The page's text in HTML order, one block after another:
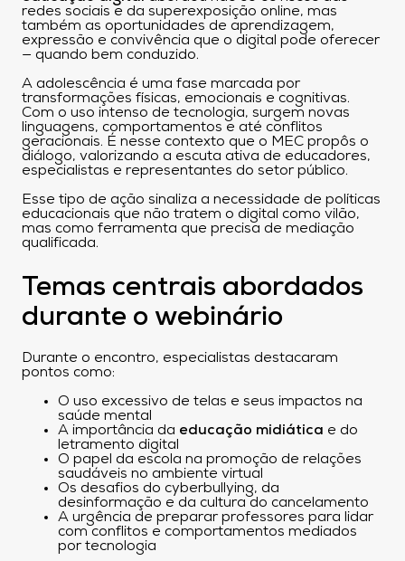
redes sociais e da superexposição online, mas
também as oportunidades de aprendizagem,
expressão e convivência que o digital pode oferecer
— quando bem conduzido.
A adolescência é uma fase marcada por
transformações físicas, emocionais e cognitivas.
Com o uso intenso de tecnologia, surgem novas
linguagens, comportamentos e até conflitos
geracionais. É nesse contexto que o MEC propôs o
diálogo, valorizando a escuta ativa de educadores,
especialistas e representantes do setor público.
Esse tipo de ação sinaliza a necessidade de políticas
educacionais que não tratem o digital como vilão,
mas como ferramenta que precisa de mediação
qualificada.
Temas centrais abordados
durante o webinário
Durante o encontro, especialistas destacaram
pontos como:
O uso excessivo de telas e seus impactos na
saúde mental
A importância da educação midiática e do
letramento digital
O papel da escola na promoção de relações
saudáveis no ambiente virtual
Os desafios do cyberbullying, da
desinformação e da cultura do cancelamento
A urgência de preparar professores para lidar
com conflitos e comportamentos mediados
por tecnologia